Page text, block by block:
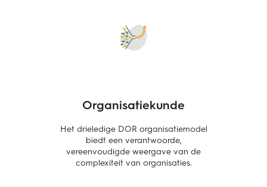
Organisatiekunde
Het drieledige DOR organisatiemodel
biedt een verantwoorde,
vereenvoudigde weergave van de
complexiteit van organisaties.